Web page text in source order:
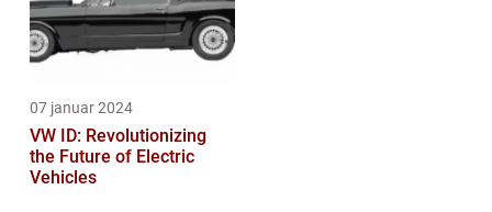
07 januar 2024
VW ID: Revolutionizing
the Future of Electric
Vehicles